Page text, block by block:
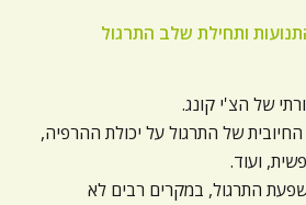
ותחילת שלב התרגול
של הצ'י קונג.
של התרגול על יכולת ההרפיה,
ועוד.
התרגול, במקרים רבים לא